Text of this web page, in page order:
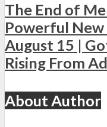
The End of
Powerful New
August 15 |
Rising From
About Author